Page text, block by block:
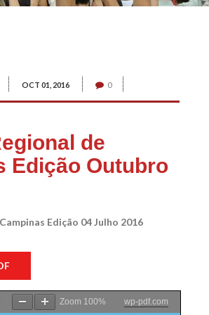
OCT 01, 2016 0
de
Edição Outubro
Edição 04 Julho 2016
Zoom 100% wp-pdf.com